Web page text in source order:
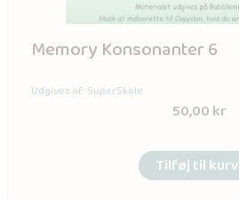
Memory Konsonanter 6
Udgives af: SuperSkole
50,00kr
Tilføj til kurv